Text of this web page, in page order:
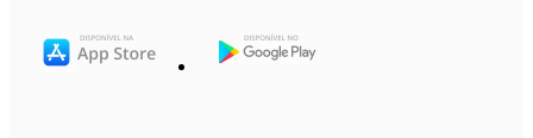
EAN: 7898945167086
Voltagem: 220V